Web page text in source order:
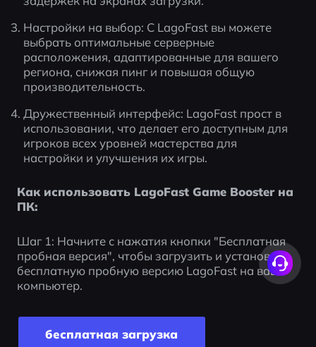
Настройки на выбор: С LagoFast вы можете
выбрать оптимальные серверные
расположения, адаптированные для вашего
региона, снижая пинг и повышая общую
производительность.
Дружественный интерфейс: LagoFast прост в
использовании, что делает его доступным для
игроков всех уровней мастерства для
настройки и улучшения их игры.
Как использовать LagoFast Game Booster на
ПК:
Шаг 1: Начните с нажатия кнопки "Бесплатная
пробная версия", чтобы загрузить и установить
бесплатную пробную версию LagoFast на ваш
компьютер.
бесплатная загрузка